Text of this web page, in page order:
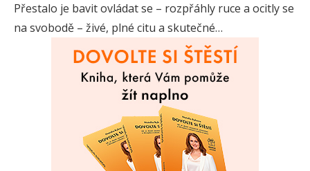
Přestalo je bavit ovládat se – rozpřáhly ruce a ocitly se
na svobodě – živé, plné citu a skutečné…